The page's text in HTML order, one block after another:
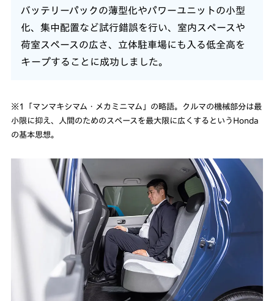
バッテリーパックの薄型化やパワーユニットの小型
化、集中配置など試行錯誤を行い、室内スペースや
荷室スペースの広さ、立体駐車場にも入る低全高を
キープすることに成功しました。
※1「マンマキシマム・メカミニマム」の略語。クルマの機械部分は最
小限に抑え、人間のためのスペースを最大限に広くするというHonda
の基本思想。